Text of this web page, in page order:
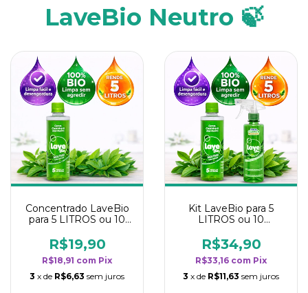
LaveBio Neutro 🍃
Concentrado LaveBio
para 5 LITROS ou 10
rendimento da
categoria - Neutro
R$19,90
R$18,91 com Pix
3 x de R$6,63 sem juros
Kit LaveBio para 5
LITROS ou 10
rendimento da
categoria - Neutro
R$34,90
R$33,16 com Pix
3 x de R$11,63 sem juros